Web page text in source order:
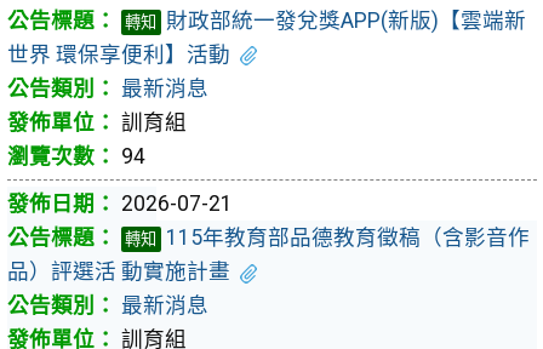
轉知
財政部統一發兌獎APP(新版)【雲端新
世界 環保享便利】活動
最新消息
訓育組
94
2026-07-21
轉知
115年教育部品德教育徵稿（含影音作
品）評選活 動實施計畫
最新消息
訓育組